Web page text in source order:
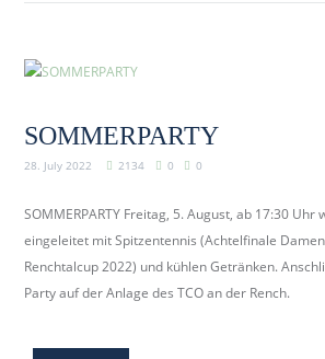
SOMMERPARTY
28. July 2022 2134 0 0
SOMMERPARTY Freitag, 5. August, ab 17:30 Uhr
eingeleitet mit Spitzentennis (Achtelfinale
Renchtalcup 2022) und kühlen Getränken.
Party auf der Anlage des TCO an der Rench.